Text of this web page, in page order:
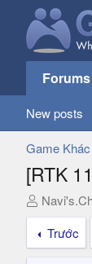
Forums
New posts
Game Khác
[RTK
T
h
e
Trước